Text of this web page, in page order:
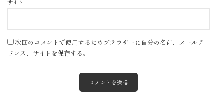
サイト
次回のコメントで使用するためブラウザーに自分の名前、メールア
ドレス、サイトを保存する。